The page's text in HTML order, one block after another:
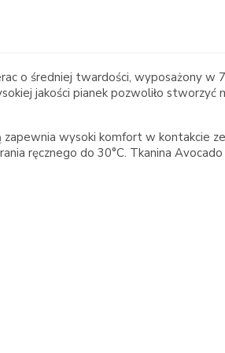
o średniej twardości, wyposażony w
jakości pianek pozwoliło stworzyć
wysoki komfort w kontakcie
ręcznego do 30°C. Tkanina